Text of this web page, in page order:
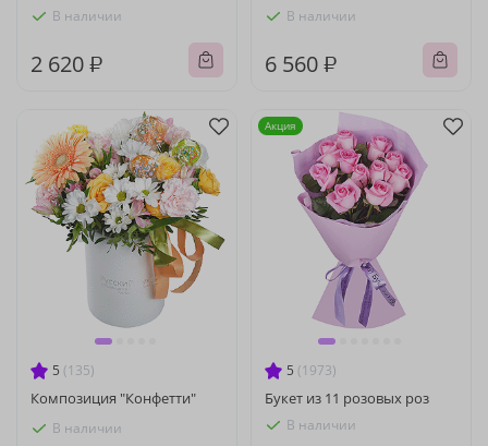
В наличии
2 620 ₽
В наличии
6 560 ₽
5 (135)
Композиция "Конфетти"
В наличии
5 (1973)
Букет из 11 розовых роз
В наличии
Акция